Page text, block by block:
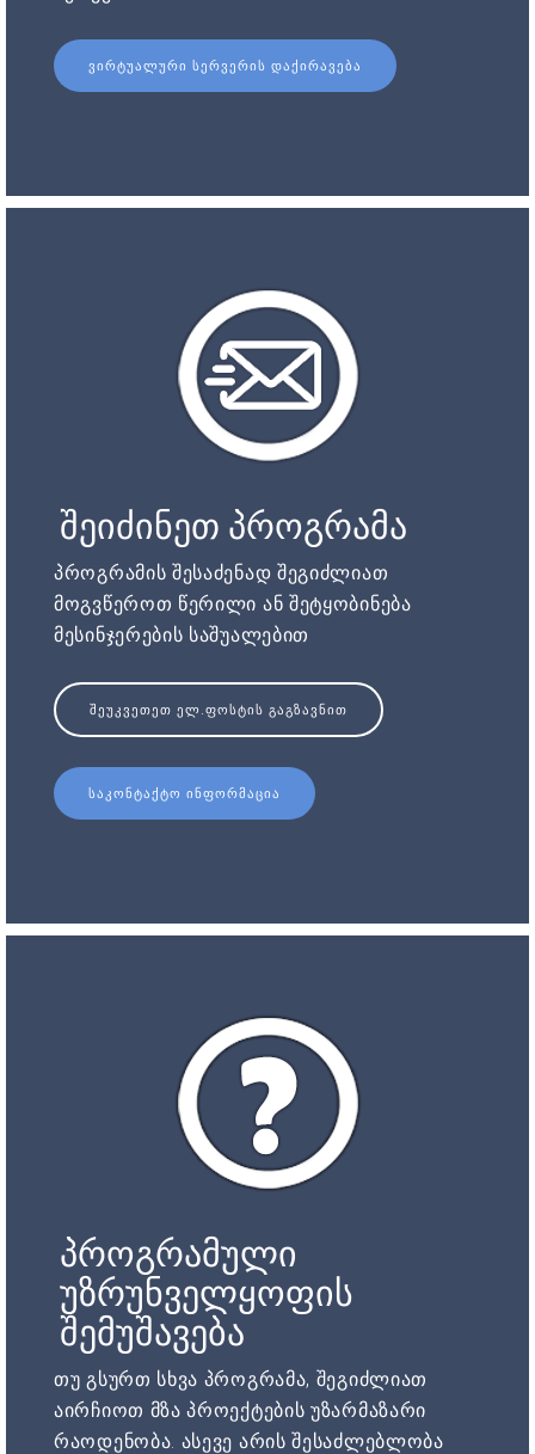
ᲕᲘᲠᲢᲣᲐᲚᲣᲠᲘ ᲡᲔᲠᲕᲔᲠᲘᲡ ᲓᲐᲥᲘᲠᲐᲕᲔᲑᲐ
შეიძინეთ პროგრამა
პროგრამის შესაძენად შეგიძლიათ
მოგვწეროთ წერილი ან შეტყობინება
მესინჯერების საშუალებით
ᲨᲔᲣᲙᲕᲔᲗᲔᲗ ᲔᲚ.ᲤᲝᲡᲢᲘᲡ ᲒᲐᲒᲖᲐᲕᲜᲘᲗ
ᲡᲐᲙᲝᲜᲢᲐᲥᲢᲝ ᲘᲜᲤᲝᲠᲛᲐᲪᲘᲐ
პროგრამული
უზრუნველყოფის
შემუშავება
თუ გსურთ სხვა პროგრამა, შეგიძლიათ
აირჩიოთ მზა პროექტების უზარმაზარი
რაოდენობა. ასევე არის შესაძლებლობა